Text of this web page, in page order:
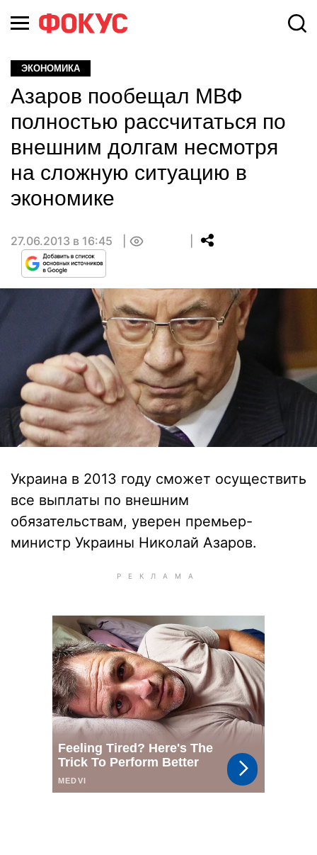
ЭКОНОМИКА
Азаров пообещал МВФ
полностью рассчитаться по
внешним долгам несмотря
на сложную ситуацию в
экономике
27.06.2013 в 16:45
Украина в 2013 году сможет осуществить
все выплаты по внешним
обязательствам, уверен премьер-
министр Украины Николай Азаров.